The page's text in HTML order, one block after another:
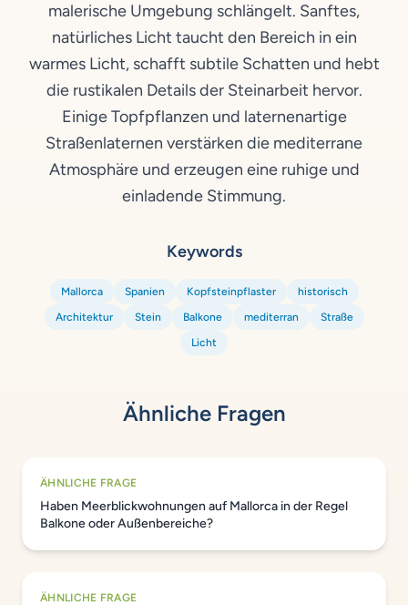
malerische Umgebung schlängelt. Sanftes,
natürliches Licht taucht den Bereich in ein
warmes Licht, schafft subtile Schatten und hebt
die rustikalen Details der Steinarbeit hervor.
Einige Topfpflanzen und laternenartige
Straßenlaternen verstärken die mediterrane
Atmosphäre und erzeugen eine ruhige und
einladende Stimmung.
Keywords
Mallorca Spanien Kopfsteinpflaster
historisch
Architektur
Stein Balkone mediterran
Straße
Licht
Ähnliche Fragen
ÄHNLICHE FRAGE
Haben Meerblickwohnungen auf Mallorca in der Regel
Balkone oder Außenbereiche?
ÄHNLICHE FRAGE